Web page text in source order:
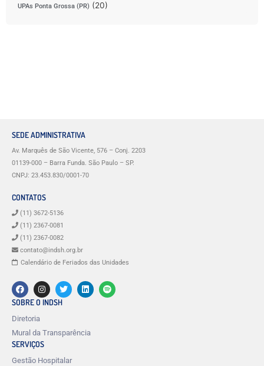
UPAs Ponta Grossa (PR) (20)
SEDE ADMINISTRATIVA
Av. Marquês de São Vicente, 576 – Conj. 2203
01139-000 – Barra Funda. São Paulo – SP.
CNPJ: 23.453.830/0001-70
CONTATOS
(11) 3672-5136
(11) 2367-0081
(11) 2367-0082
contato@indsh.org.br
Calendário de Feriados das Unidades
SOBRE O INDSH
Diretoria
Mural da Transparência
SERVIÇOS
Gestão Hospitalar